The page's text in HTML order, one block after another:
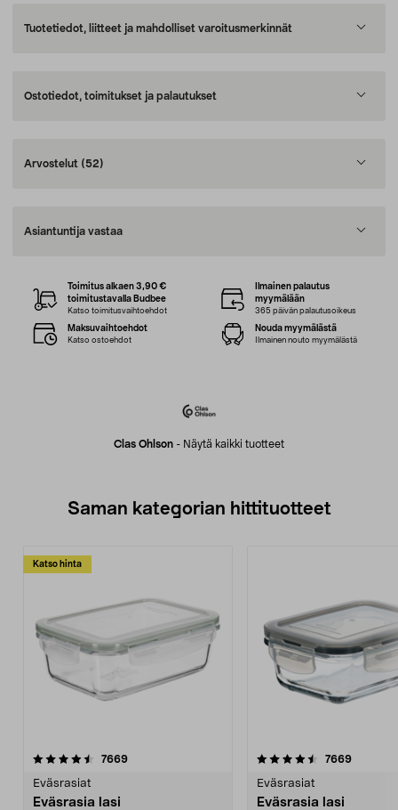
Tuotetiedot, liitteet ja mahdolliset varoitusmerkinnät
Ostotiedot, toimitukset ja palautukset
Arvostelut (52)
Asiantuntija vastaa
Clas Ohlson - Näytä kaikki tuotteet
Toimitus alkaen 3,90 €
toimitustavalla Budbee
Katso toimitusvaihtoehdot
Ilmainen palautus
myymälään
365 päivän palautusoikeus
Maksuvaihtoehdot
Katso ostoehdot
Nouda myymälästä
Ilmainen nouto myymälästä
Saman kategorian hittituotteet
Katso hinta
7669arvostelut
Eväsrasiat
Eväsrasia lasi
4.5 viidestä
7669
Eväsrasiat
Eväsrasia lasi
4.5 viidestä